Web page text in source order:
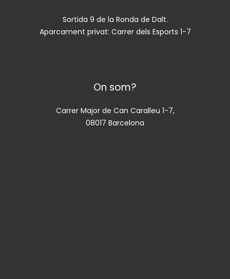
Sortida 9 de la Ronda de Dalt.
Aparcament privat: Carrer dels Esports 1-7
On som?
Carrer Major de Can Caralleu 1-7,
08017 Barcelona